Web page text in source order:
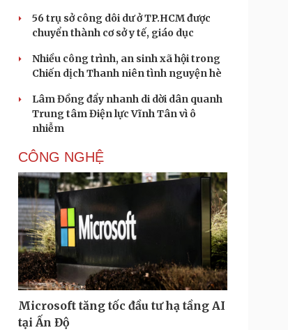
56 trụ sở công dôi dư ở TP.HCM được
chuyển thành cơ sở y tế, giáo dục
Nhiều công trình, an sinh xã hội trong
Chiến dịch Thanh niên tình nguyện hè
Lâm Đồng đẩy nhanh di dời dân quanh
Trung tâm Điện lực Vĩnh Tân vì ô
nhiễm
CÔNG NGHỆ
Microsoft tăng tốc đầu tư hạ tầng AI
tại Ấn Độ